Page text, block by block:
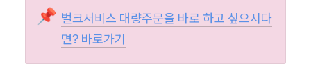
📌 벌크서비스 대량주문을 바로 하고 싶으시다
면? 바로가기